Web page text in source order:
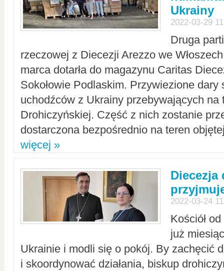
Ukrainy
2022-03-29
Druga
rzeczowej z Diecezji Arezzo we
marca dotarła do magazynu Caritas
Sokołowie Podlaskim. Przywiezione dary
uchodźców z Ukrainy przebywających na
Drohiczyńskiej. Część z nich zostanie
dostarczona bezpośrednio na teren
więcej »
Diecezja
2022-03-24
Kościół
już
Ukrainie i modli się o pokój. By zachęcić
i skoordynować działania, biskup